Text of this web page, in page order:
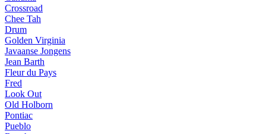
Crossroad
Сhee Tah
Drum
Golden Virginia
Javaanse Jongens
Jean Barth
Fleur du Pays
Fred
Look Out
Old Holborn
Pontiac
Pueblo